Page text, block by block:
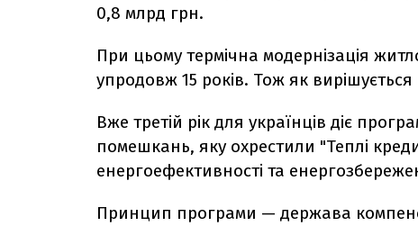
0,8 млрд грн.
При цьому термічна модернізація
упродовж 15 років. Тож як
Вже третій рік для українців діє
помешкань, яку охрестили "Теплі
енергоефективності та
Принцип програми — держава